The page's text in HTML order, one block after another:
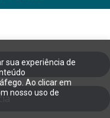
sua experiência de
Ao clicar em
nosso uso de